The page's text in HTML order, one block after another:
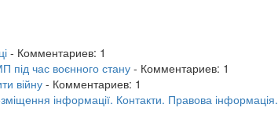
- Комментариев: 1
під час воєнного стану - Комментариев: 1
війну - Комментариев: 1
інформації. Контакти. Правова інформація.